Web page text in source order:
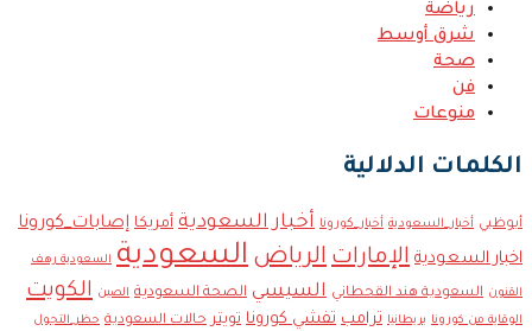
رياضة
شرق أوسط
صحة
فن
منوعات
الكلمات الدلالية
أبوظبي أخبار_السعودية أخبار_كورونا أخبار السعودية أمريكا إصابات_كورونا
اخبار السعودية الإماراتالرياض السعودية السعودية رهف
القنون السعودية هند القحطاني السيسي الصحة السعودية الصين الكويت
الوقاية من كورونا بريطانيا ترامب تفشي كورونا تويتر حالات السعودية حظر_التجول